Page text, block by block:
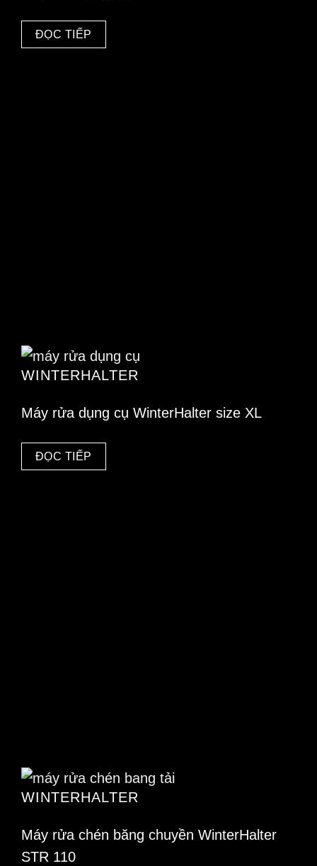
ĐỌC TIẾP
WINTERHALTER
Máy rửa dụng cụ WinterHalter size XL
ĐỌC TIẾP
WINTERHALTER
Máy rửa chén băng chuyền WinterHalter
STR 110